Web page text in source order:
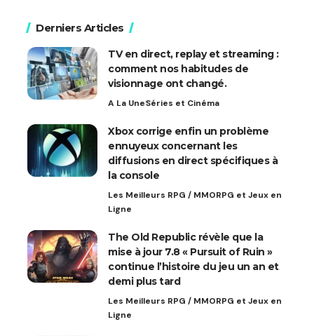
Derniers Articles
TV en direct, replay et streaming :
comment nos habitudes de
visionnage ont changé.
A La UneSéries et Cinéma
Xbox corrige enfin un problème
ennuyeux concernant les
diffusions en direct spécifiques à
la console
Les Meilleurs RPG / MMORPG et Jeux en
Ligne
The Old Republic révèle que la
mise à jour 7.8 « Pursuit of Ruin »
continue l’histoire du jeu un an et
demi plus tard
Les Meilleurs RPG / MMORPG et Jeux en
Ligne